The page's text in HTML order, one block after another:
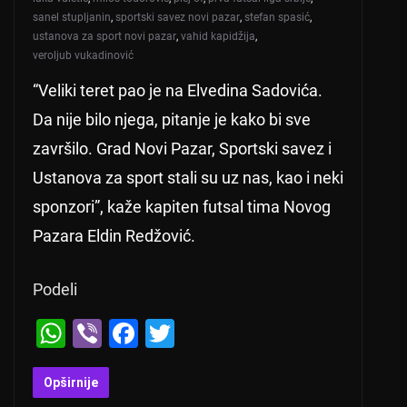
sanel stupljanin, sportski savez novi pazar, stefan spasić,
ustanova za sport novi pazar, vahid kapidžija,
veroljub vukadinović
“Veliki teret pao je na Elvedina Sadovića.
Da nije bilo njega, pitanje je kako bi sve
završilo. Grad Novi Pazar, Sportski savez i
Ustanova za sport stali su uz nas, kao i neki
sponzori”, kaže kapiten futsal tima Novog
Pazara Eldin Redžović.
Podeli
W
h
at
Vi
b
er
F
Opširnije